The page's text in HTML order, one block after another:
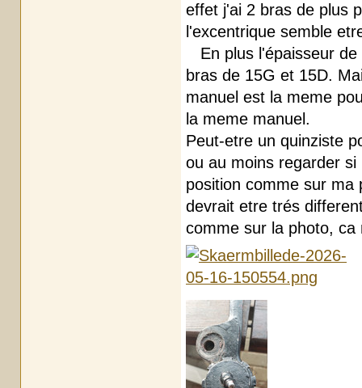
effet j'ai 2 bras de plus
l'excentrique semble
En plus l'épaisseur de
bras de 15G et 15D.
manuel est la meme
la meme manuel.
Peut-etre un quinziste
ou au moins regarder
position comme sur ma
devrait etre trés
comme sur la photo, ca